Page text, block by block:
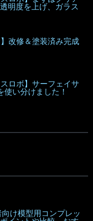
明度を上げ、ガラス
】改修＆塗装済み完成
ロボ】サーフェイサ
い分けました！
向け模型用コンプレッ